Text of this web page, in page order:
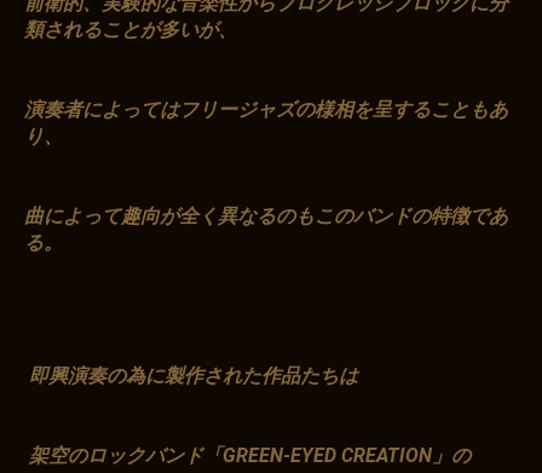
類されることが多いが、
演奏者によってはフリージャズの様相を呈することもあ
り、
曲によって趣向が全く異なるのもこのバンドの特徴であ
る。
即興演奏の為に製作された作品たちは
架空のロックバンド「GREEN-EYED CREATION」の